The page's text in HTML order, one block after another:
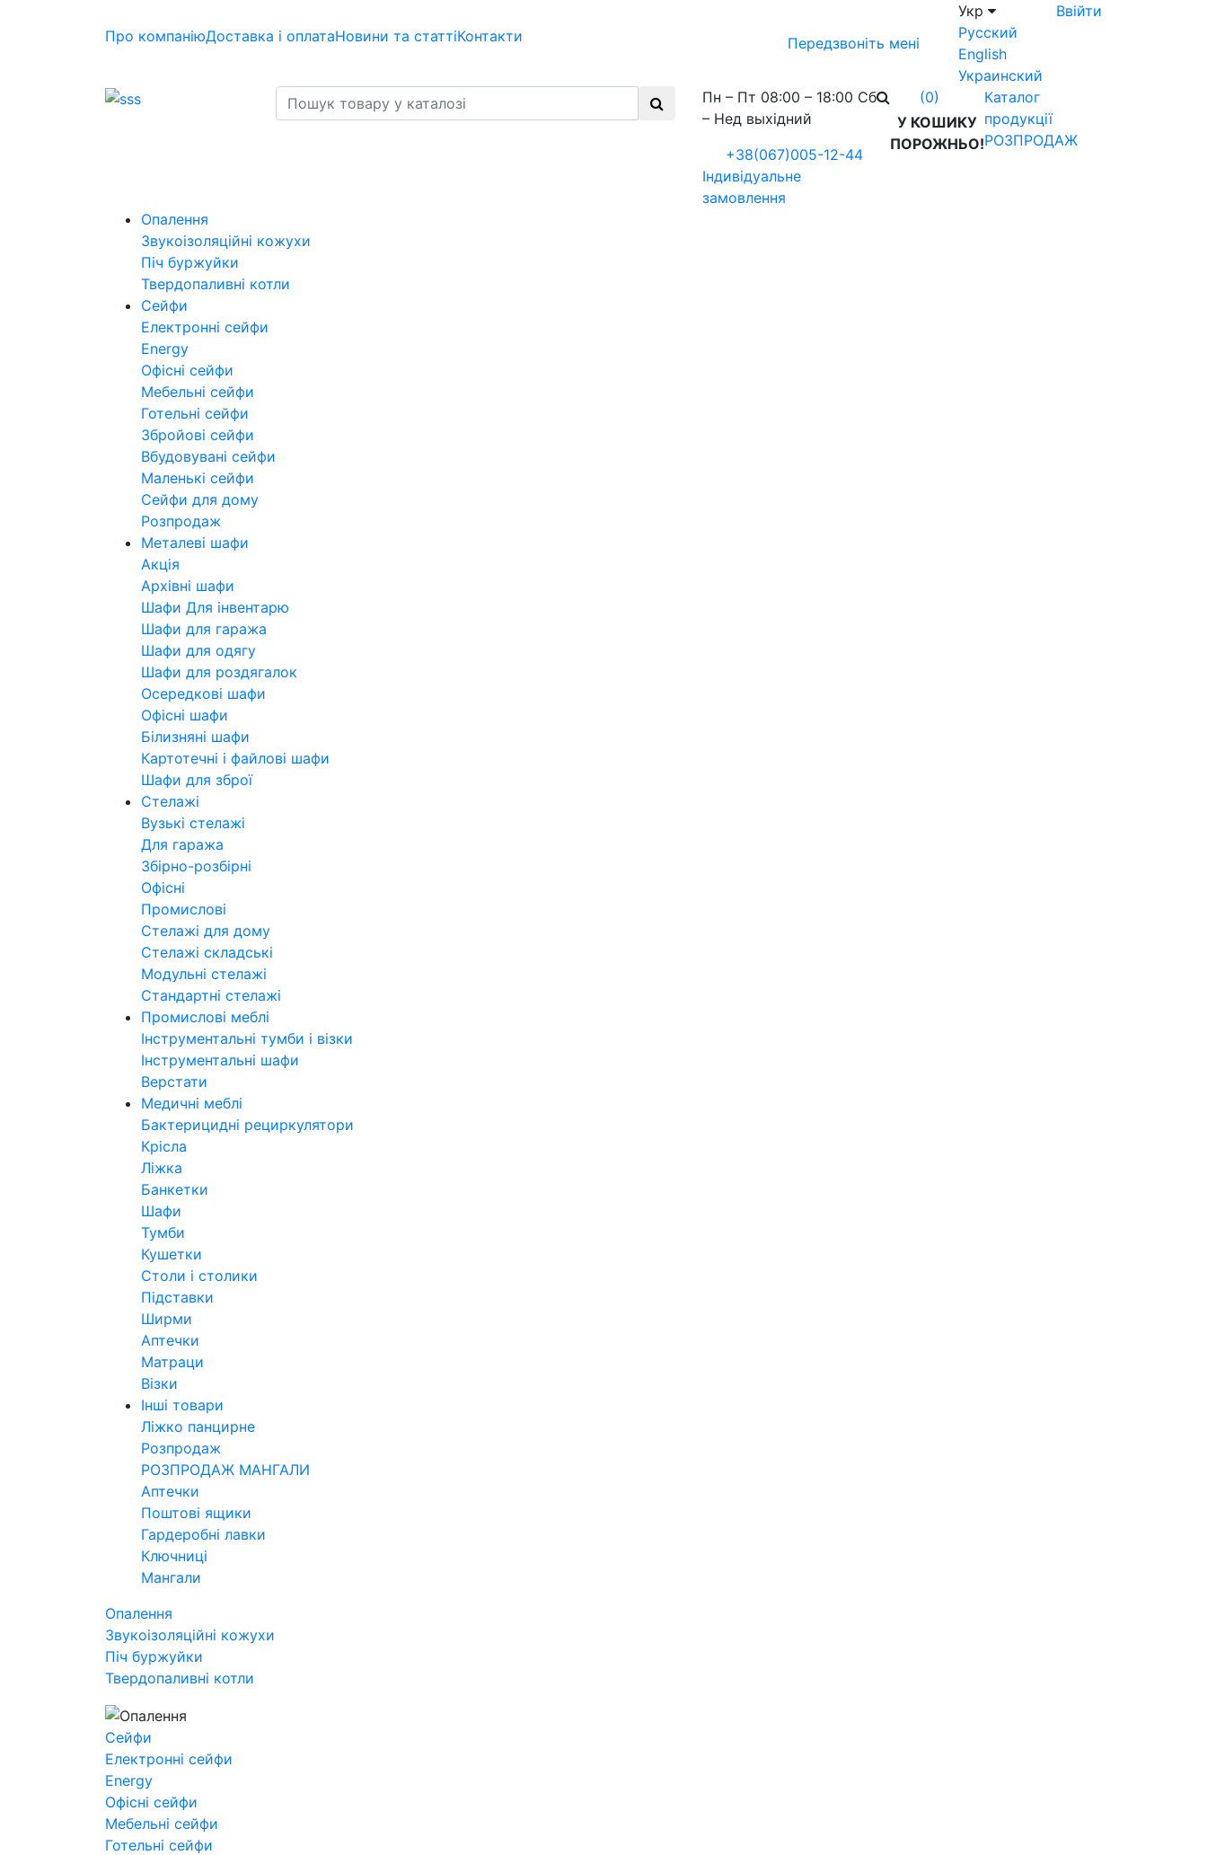
Про компаніюДоставка і оплатаНовини та статтіКонтакти Передзвоніть мені
Укр
Русский
English
Украинский
Ввійти
Пн – Пт 08:00 – 18:00 Сб
– Нед выхідний
+38(067)005-12-44
Індивідуальне
замовлення
(0)
У КОШИКУ
ПОРОЖНЬО!
Каталог
продукції
РОЗПРОДАЖ
Опалення
Звукоізоляційні кожухи
Піч буржуйки
Твердопаливні котли
Сейфи
Електронні сейфи
Energy
Офісні сейфи
Мебельні сейфи
Готельні сейфи
Збройові сейфи
Вбудовувані сейфи
Маленькі сейфи
Сейфи для дому
Розпродаж
Металеві шафи
Акція
Архівні шафи
Шафи Для інвентарю
Шафи для гаража
Шафи для одягу
Шафи для роздягалок
Осередкові шафи
Офісні шафи
Білизняні шафи
Картотечні і файлові шафи
Шафи для зброї
Стелажі
Вузькі стелажі
Для гаража
Збірно-розбірні
Офісні
Промислові
Стелажі для дому
Стелажі складські
Модульні стелажі
Стандартні стелажі
Промислові меблі
Інструментальні тумби і візки
Інструментальні шафи
Верстати
Медичні меблі
Бактерицидні рециркулятори
Крісла
Ліжка
Банкетки
Шафи
Тумби
Кушетки
Столи і столики
Підставки
Ширми
Аптечки
Матраци
Візки
Інші товари
Ліжко панцирне
Розпродаж
РОЗПРОДАЖ МАНГАЛИ
Аптечки
Поштові ящики
Гардеробні лавки
Ключниці
Мангали
Опалення
Звукоізоляційні кожухи
Піч буржуйки
Твердопаливні котли
Сейфи
Електронні сейфи
Energy
Офісні сейфи
Мебельні сейфи
Готельні сейфи